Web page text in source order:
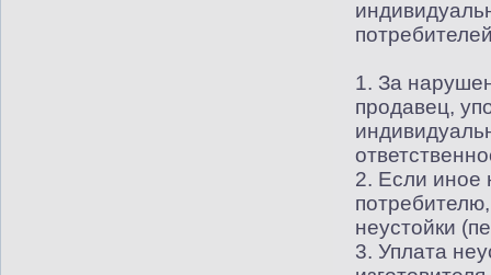
1. За
продавец,
2. Если иное
неустойки (
3. Уплата